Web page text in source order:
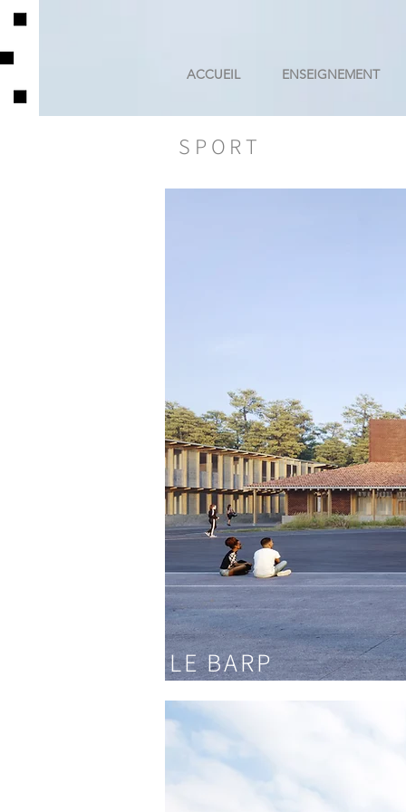
ACCUEIL ENSEIGNEMENT
SPORT
LE BARP